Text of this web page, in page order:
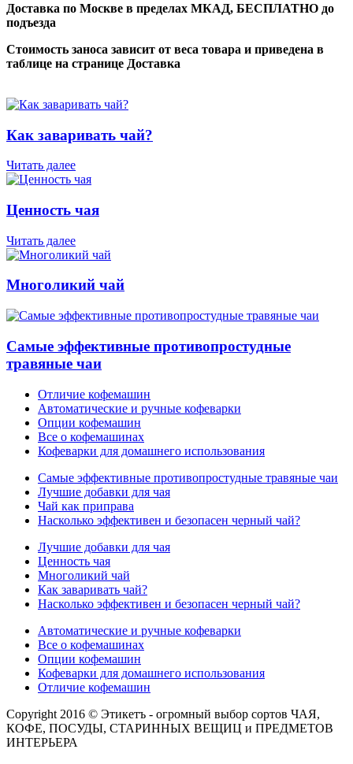
Доставка по Москве в пределах МКАД, БЕСПЛАТНО до
подъезда
Стоимость заноса зависит от веса товара и приведена в
таблице на странице Доставка
Как заваривать чай?
Читать далее
Ценность чая
Читать далее
Многоликий чай
Самые эффективные противопростудные
травяные чаи
Отличие кофемашин
Автоматические и ручные кофеварки
Опции кофемашин
Все о кофемашинах
Кофеварки для домашнего использования
Самые эффективные противопростудные травяные чаи
Лучшие добавки для чая
Чай как приправа
Насколько эффективен и безопасен черный чай?
Лучшие добавки для чая
Ценность чая
Многоликий чай
Как заваривать чай?
Насколько эффективен и безопасен черный чай?
Автоматические и ручные кофеварки
Все о кофемашинах
Опции кофемашин
Кофеварки для домашнего использования
Отличие кофемашин
Copyright 2016 © Этикетъ - огромный выбор сортов ЧАЯ,
КОФЕ, ПОСУДЫ, СТАРИННЫХ ВЕЩИЦ и ПРЕДМЕТОВ
ИНТЕРЬЕРА